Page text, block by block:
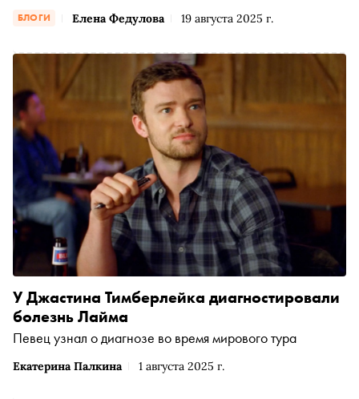
БЛОГИ Елена Федулова 19 августа 2025 г.
Екатерина Палкина 1 августа 2025 г.
У Джастина Тимберлейка диагностировали
болезнь Лайма
Певец узнал о диагнозе во время мирового тура